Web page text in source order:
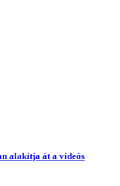
alakítja át a videós